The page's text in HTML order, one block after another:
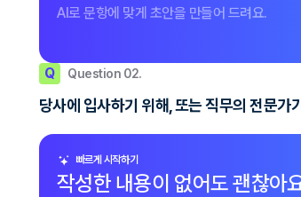
AI로 문항에 맞게 초안을 만들어 드려요.
Q Question 02.
당사에 입사하기 위해, 또는 직무의 전문가
빠르게 시작하기
작성한 내용이 없어도 괜찮아